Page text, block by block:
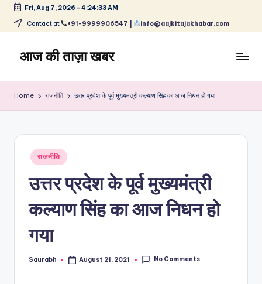
Skip
content
Fri, Aug 7, 2026 - 4:24:34 AM
Contact at +91-9999906547 | info@aajkitajakhabar.com
आज की ताज़ा खबर
मनोरंजन,
व्यापार
विश्व
Home राजनीति उत्तर प्रदेश के पूर्व मुख्यमंत्री कल्याण सिंह का आज निधन हो गया
Posted
in
राजनीति
उत्तर प्रदेश के पूर्व मुख्यमंत्री
कल्याण सिंह का आज निधन हो
गया
Posted
Saurabh August 21, 2021 No Comments